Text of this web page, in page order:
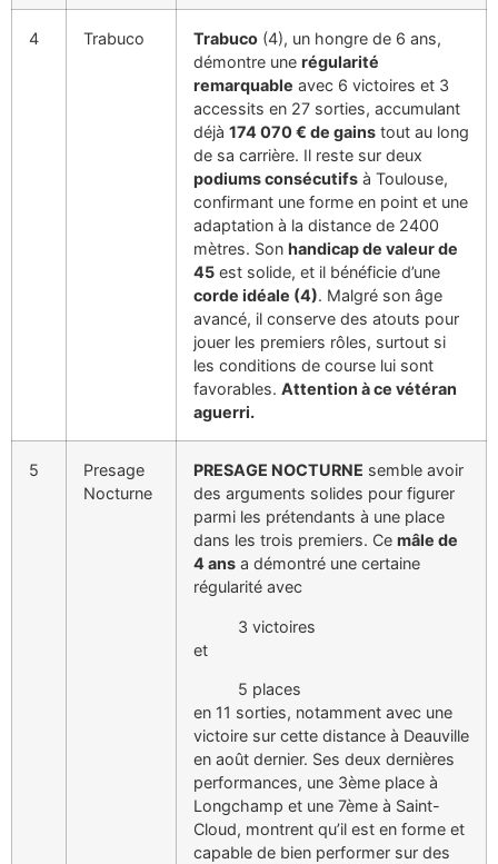
4 Trabuco Trabuco (4), un hongre de 6 ans,
démontre une régularité
remarquable avec 6 victoires et 3
accessits en 27 sorties, accumulant
déjà 174 070 € de gains tout au long
de sa carrière. Il reste sur deux
podiums consécutifs à Toulouse,
confirmant une forme en point et une
adaptation à la distance de 2400
mètres. Son handicap de valeur de
45 est solide, et il bénéficie d’une
corde idéale (4). Malgré son âge
avancé, il conserve des atouts pour
jouer les premiers rôles, surtout si
les conditions de course lui sont
favorables. Attention à ce vétéran
aguerri.
5
Presage
Nocturne
PRESAGE NOCTURNE semble avoir
des arguments solides pour figurer
parmi les prétendants à une place
dans les trois premiers. Ce mâle de
4 ans a démontré une certaine
régularité avec
3 victoires
et
5 places
en 11 sorties, notamment avec une
victoire sur cette distance à Deauville
en août dernier. Ses deux dernières
performances, une 3ème place à
Longchamp et une 7ème à Saint-
Cloud, montrent qu’il est en forme et
capable de bien performer sur des